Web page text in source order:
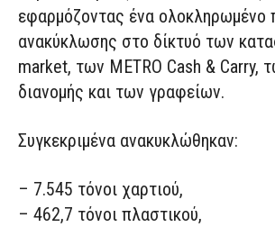
εφαρμόζοντας ένα ολοκληρωμένο
ανακύκλωσης στο δίκτυό των
market, των METRO Cash & Carry,
διανομής και των γραφείων.
Συγκεκριμένα ανακυκλώθηκαν:
– 7.545 τόνοι χαρτιού,
– 462,7 τόνοι πλαστικού,